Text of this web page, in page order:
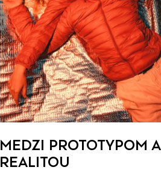
MEDZI PROTOTYPOM A
REALITOU